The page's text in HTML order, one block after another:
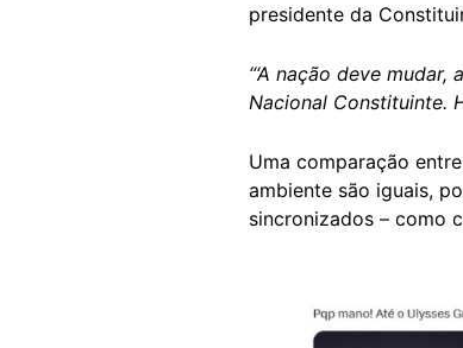
presidente da
“‘A nação deve
Nacional Constituinte.
Uma comparação
ambiente são iguais,
sincronizados – como